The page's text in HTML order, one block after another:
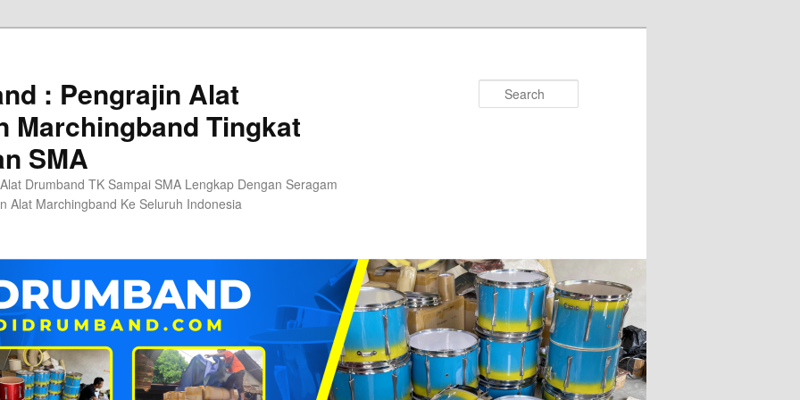
: Pengrajin Alat
Marchingband Tingkat
SMA
Drumband TK Sampai SMA Lengkap Dengan Seragam
Alat Marchingband Ke Seluruh Indonesia